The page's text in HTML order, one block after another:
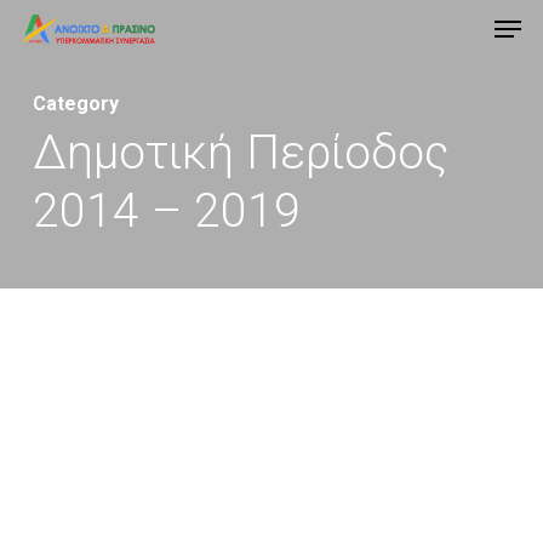
Skip
main
content
Category
Δημοτική Περίοδος
2014 – 2019